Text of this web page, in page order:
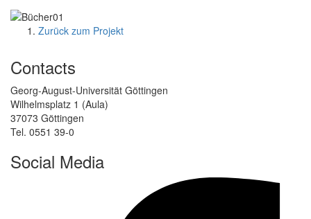
Zurück zum Projekt
Contacts
Georg-August-Universität Göttingen
Wilhelmsplatz 1 (Aula)
37073 Göttingen
Tel. 0551 39-0
Social Media